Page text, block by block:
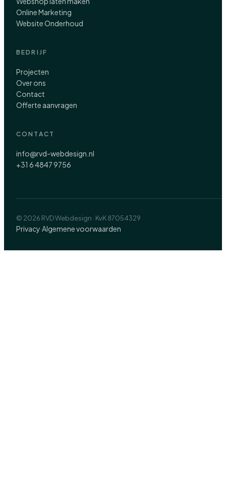
Online Marketing
Website Onderhoud
BEDRIJF
Projecten
Over ons
Contact
Offerte aanvragen
CONTACT
info@rvd-webdesign.nl
+31 6 4847 9756
© 2026 RVD Webdesign · KvK 87054329
Privacy·Algemene voorwaarden